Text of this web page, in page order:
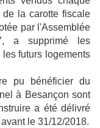
la carotte fiscale
par l'Assemblée
a supprimé les
futurs logements
pu bénéficier du
à Besançon sont
a été délivré
le 31/12/2018.